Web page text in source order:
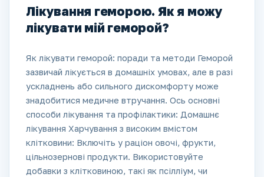
Лікування геморою. Як я можу
лікувати мій геморой?
Як лікувати геморой: поради та методи Геморой
зазвичай лікується в домашніх умовах, але в разі
ускладнень або сильного дискомфорту може
знадобитися медичне втручання. Ось основні
способи лікування та профілактики: Домашнє
лікування Харчування з високим вмістом
клітковини: Включіть у раціон овочі, фрукти,
цільнозернові продукти. Використовуйте
добавки з клітковиною, такі як псілліум, чи